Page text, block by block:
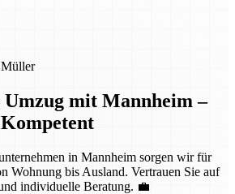
mit Mannheim –
in Mannheim sorgen wir für
Wohnung bis Ausland. Vertrauen Sie auf
individuelle Beratung. 💼